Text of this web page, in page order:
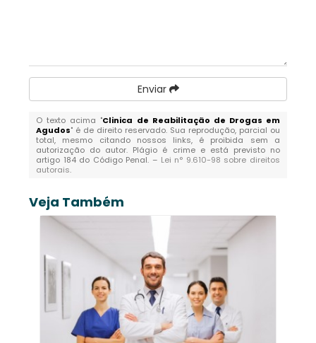
Enviar
O texto acima "Clinica de Reabilitação de Drogas em
Agudos" é de direito reservado. Sua reprodução, parcial ou
total, mesmo citando nossos links, é proibida sem a
autorização do autor. Plágio é crime e está previsto no
artigo 184 do Código Penal. – Lei n° 9.610-98 sobre direitos
autorais.
Veja Também